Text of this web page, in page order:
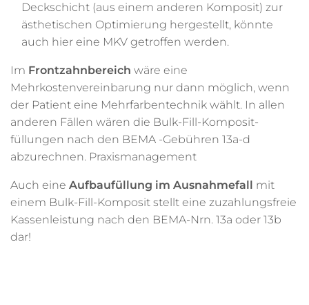
Deckschicht (aus einem anderen Komposit) zur
ästhetischen Optimierung hergestellt, könnte
auch hier eine MKV getroffen werden.
Im Frontzahnbereich wäre eine
Mehrkostenvereinbarung nur dann möglich, wenn
der Patient eine Mehrfarbentechnik wählt. In allen
anderen Fällen wären die Bulk-Fill-Komposit-
füllungen nach den BEMA -Gebühren 13a-d
abzurechnen. Praxismanagement
Auch eine Aufbaufüllung im Ausnahmefall mit
einem Bulk-Fill-Komposit stellt eine zuzahlungsfreie
Kassenleistung nach den BEMA-Nrn. 13a oder 13b
dar!